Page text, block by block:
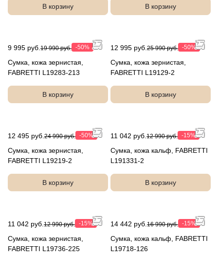
В корзину В корзину
9 995 руб. 19 990 руб. -50%
Сумка, кожа зернистая,
FABRETTI L19283-213
В корзину
12 995 руб. 25 990 руб. -50%
Сумка, кожа зернистая,
FABRETTI L19129-2
В корзину
12 495 руб. 24 990 руб. -50%
Сумка, кожа зернистая,
FABRETTI L19219-2
В корзину
11 042 руб. 12 990 руб. -15%
Сумка, кожа кальф, FABRETTI
L191331-2
В корзину
11 042 руб. 12 990 руб. -15%
Сумка, кожа зернистая,
FABRETTI L19736-225
14 442 руб. 16 990 руб. -15%
Сумка, кожа кальф, FABRETTI
L19718-126